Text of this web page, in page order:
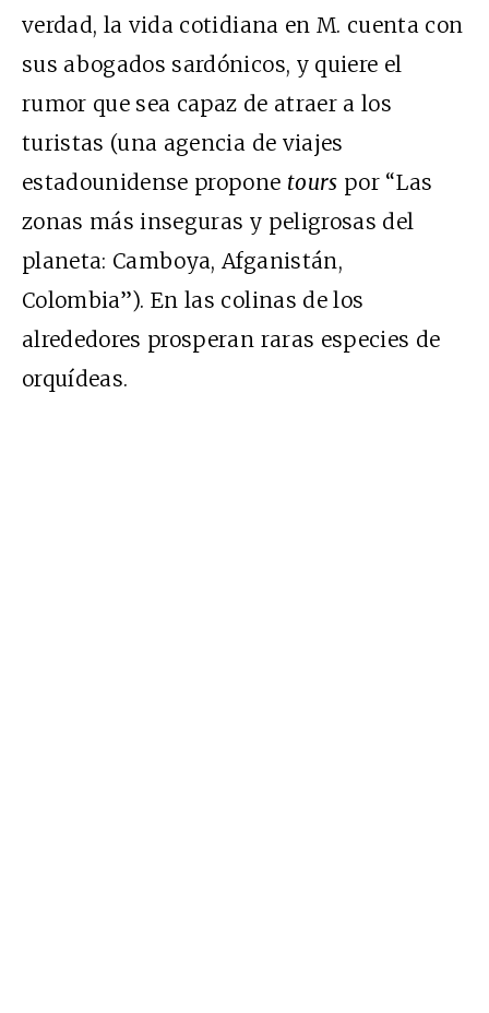
verdad, la vida cotidiana en M. cuenta con
sus abogados sardónicos, y quiere el
rumor que sea capaz de atraer a los
turistas (una agencia de viajes
estadounidense propone tours por “Las
zonas más inseguras y peligrosas del
planeta: Camboya, Afganistán,
Colombia”). En las colinas de los
alrededores prosperan raras especies de
orquídeas.